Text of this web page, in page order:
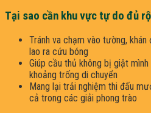
Tại sao cần khu vực tự do đủ
Tránh va chạm vào tường,
lao ra cứu bóng
Giúp cầu thủ không bị giật
khoảng trống di chuyển
Mang lại trải nghiệm thi đấu
cả trong các giải phong trào